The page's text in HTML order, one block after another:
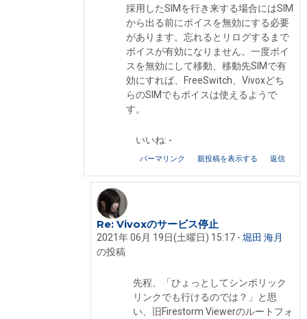
採用したSIMを行き来する場合にはSIM
から出る前にボイスを無効にする必要
があります。忘れるとリログするまで
ボイスが有効になりません。一度ボイ
スを無効にして移動、移動先SIMで有
効にすれば、FreeSwitch、Vivoxどち
らのSIMでもボイスは使えるようで
す。
いいね: -
パーマリンク 親投稿を表示する 返信
堀田 海月 への返信
Re: Vivoxのサービス停止
2021年 06月 19日(土曜日) 15:17- 堀田 海月
の投稿
先程、「ひょっとしてシンボリック
リンクでも行けるのでは？」と思
い、旧Firestorm Viewerのルートフォ